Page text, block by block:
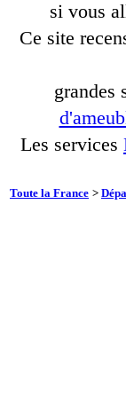
si vous
Ce site
grandes
Les services
Toute la France >